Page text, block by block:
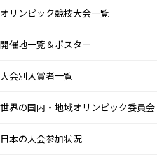
オリンピック競技大会一覧
開催地一覧＆ポスター
大会別入賞者一覧
世界の国内・地域オリンピック委員会
日本の大会参加状況